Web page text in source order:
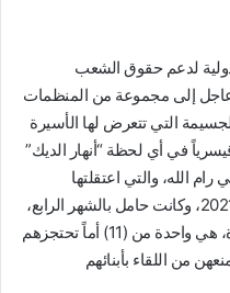
لدعم حقوق الشعب
عاجل إلى مجموعة من المنظمات
التي تتعرض لها الأسيرة
في أي لحظة “أنهار الديك”
رام الله، والتي اعتقلتها
سلطات الاحتلال في شهر مارس/ آذار 2021، وكانت حامل بالشهر الرابع،
علماً بأن الأسيرة الأم والحامل المذكورة، هي واحدة من (11) أماً تحتجزهم
من اللقاء بأبنائهم